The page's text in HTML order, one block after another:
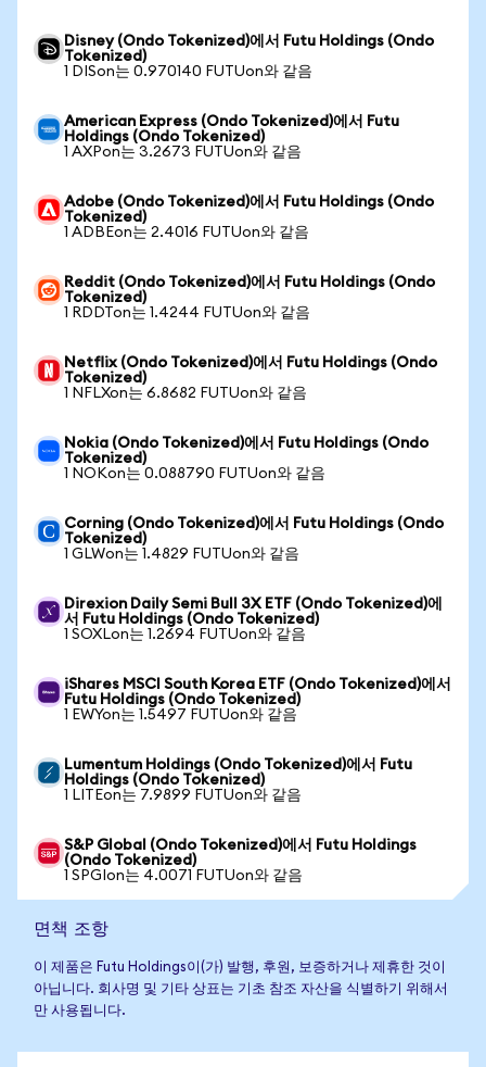
Disney (Ondo Tokenized)에서 Futu Holdings (Ondo
Tokenized)
1 DISon는 0.970140 FUTUon와 같음
American Express (Ondo Tokenized)에서 Futu
Holdings (Ondo Tokenized)
1 AXPon는 3.2673 FUTUon와 같음
Adobe (Ondo Tokenized)에서 Futu Holdings (Ondo
Tokenized)
1 ADBEon는 2.4016 FUTUon와 같음
Reddit (Ondo Tokenized)에서 Futu Holdings (Ondo
Tokenized)
1 RDDTon는 1.4244 FUTUon와 같음
Netflix (Ondo Tokenized)에서 Futu Holdings (Ondo
Tokenized)
1 NFLXon는 6.8682 FUTUon와 같음
Nokia (Ondo Tokenized)에서 Futu Holdings (Ondo
Tokenized)
1 NOKon는 0.088790 FUTUon와 같음
Corning (Ondo Tokenized)에서 Futu Holdings (Ondo
Tokenized)
1 GLWon는 1.4829 FUTUon와 같음
Direxion Daily Semi Bull 3X ETF (Ondo Tokenized)에
서 Futu Holdings (Ondo Tokenized)
1 SOXLon는 1.2694 FUTUon와 같음
iShares MSCI South Korea ETF (Ondo Tokenized)에서
Futu Holdings (Ondo Tokenized)
1 EWYon는 1.5497 FUTUon와 같음
Lumentum Holdings (Ondo Tokenized)에서 Futu
Holdings (Ondo Tokenized)
1 LITEon는 7.9899 FUTUon와 같음
S&P Global (Ondo Tokenized)에서 Futu Holdings
(Ondo Tokenized)
1 SPGIon는 4.0071 FUTUon와 같음
면책 조항
이 제품은 Futu Holdings이(가) 발행, 후원, 보증하거나 제휴한 것이
아닙니다. 회사명 및 기타 상표는 기초 참조 자산을 식별하기 위해서
만 사용됩니다.